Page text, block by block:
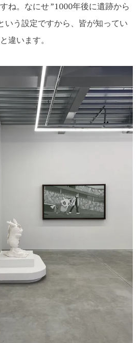
ね。なにせ ”1000年後に遺跡から
いう設定ですから、皆が知ってい
違います。